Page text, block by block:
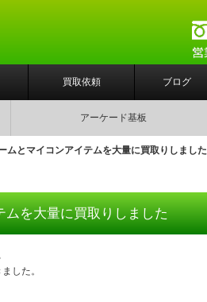
買取依頼 ブログ
アーケード基板
ムとマイコンアイテムを大量に買取りしました
を大量に買取りしました
した。